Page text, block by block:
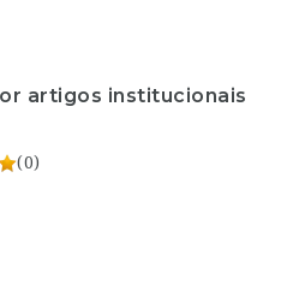
artigos institucionais
(0)